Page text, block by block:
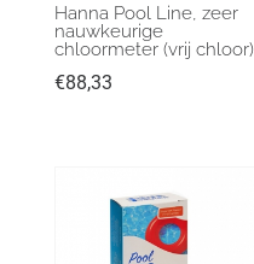
Hanna Pool Line, zeer
nauwkeurige
chloormeter (vrij chloor)
€88,33